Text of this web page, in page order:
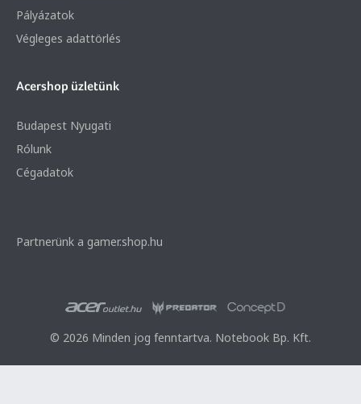
Pályázatok
Végleges adattörlés
Acershop üzletünk
Budapest Nyugati
Rólunk
Cégadatok
Partnerünk a gamer.shop.hu
© 2026 Minden jog fenntartva. Notebook Bp. Kft.